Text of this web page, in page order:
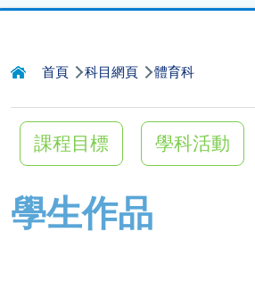
航
連
結
首頁 科目網頁 體育科
課程目標 學科活動
學生作品